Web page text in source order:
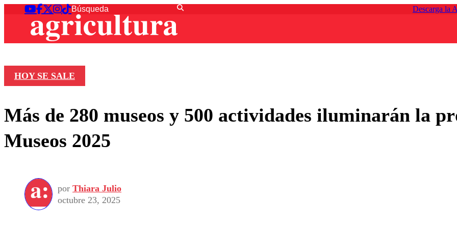
Descarga la
HOY SE SALE
Más de 280 museos y 500 actividades iluminarán la
Museos 2025
por Thiara Julio
octubre 23, 2025